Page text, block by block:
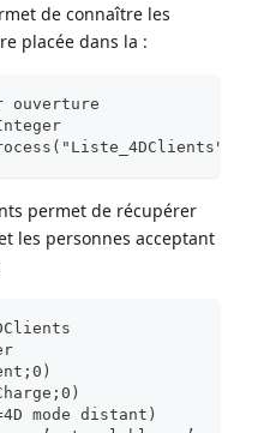
de connaître les
placée dans la :
ouverture
permet de récupérer
les personnes acceptant
mode distant)